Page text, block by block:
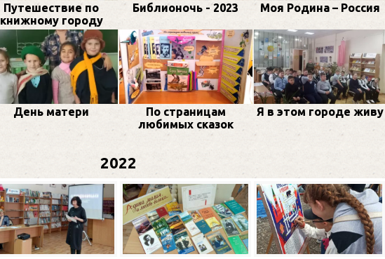
Путешествие по
книжному городу
Библионочь - 2023 Моя Родина – Россия
День матери
По страницам
любимых сказок
Я в этом городе живу
2022